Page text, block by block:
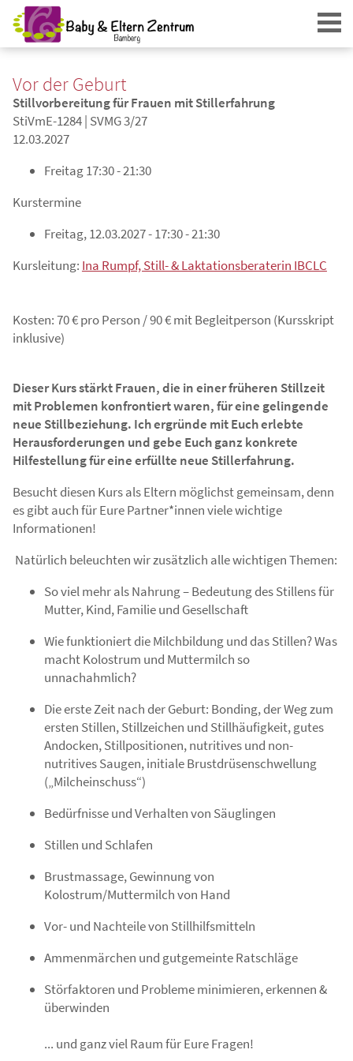
Login
Vor der Geburt
Stillvorbereitung für Frauen mit Stillerfahrung
StiVmE-1284 | SVMG 3/27
12.03.2027
Freitag17:30 - 21:30
Kurstermine
Freitag, 12.03.2027 - 17:30 - 21:30
Kursleitung: Ina Rumpf, Still- & Laktationsberaterin IBCLC
Kosten: 70 € pro Person / 90 € mit Begleitperson (Kursskript
inklusive)
Dieser Kurs stärkt Frauen, die in einer früheren Stillzeit
mit Problemen konfrontiert waren, für eine gelingende
neue Stillbeziehung. Ich ergründe mit Euch erlebte
Herausforderungen und gebe Euch ganz konkrete
Hilfestellung für eine erfüllte neue Stillerfahrung.
Besucht diesen Kurs als Eltern möglichst gemeinsam, denn
es gibt auch für Eure Partner*innen viele wichtige
Informationen!
Natürlich beleuchten wir zusätzlich alle wichtigen Themen:
So viel mehr als Nahrung – Bedeutung des Stillens für
Mutter, Kind, Familie und Gesellschaft
Wie funktioniert die Milchbildung und das Stillen? Was
macht Kolostrum und Muttermilch so
unnachahmlich?
Die erste Zeit nach der Geburt: Bonding, der Weg zum
ersten Stillen, Stillzeichen und Stillhäufigkeit, gutes
Andocken, Stillpositionen, nutritives und non-
nutritives Saugen, initiale Brustdrüsenschwellung
(„Milcheinschuss“)
Bedürfnisse und Verhalten von Säuglingen
Stillen und Schlafen
Brustmassage, Gewinnung von
Kolostrum/Muttermilch von Hand
Vor- und Nachteile von Stillhilfsmitteln
Ammenmärchen und gutgemeinte Ratschläge
Störfaktoren und Probleme minimieren, erkennen &
überwinden
... und ganz viel Raum für Eure Fragen!